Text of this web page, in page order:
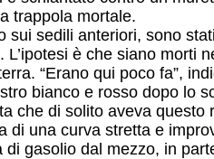
trappola mortale.
sui sedili anteriori, sono
è che siano morti
“Erano qui poco fa”,
bianco e rosso dopo lo
che di solito aveva questo
di una curva stretta e
gasolio dal mezzo, in